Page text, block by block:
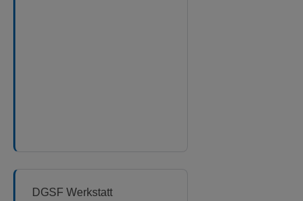
DGSF Werkstatt